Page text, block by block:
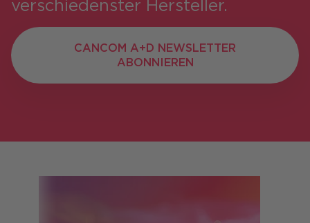
verschiedenster Hersteller.
CANCOM A+D NEWSLETTER
ABONNIEREN
CANCOM A+D NEWSLETTER
ABONNIEREN